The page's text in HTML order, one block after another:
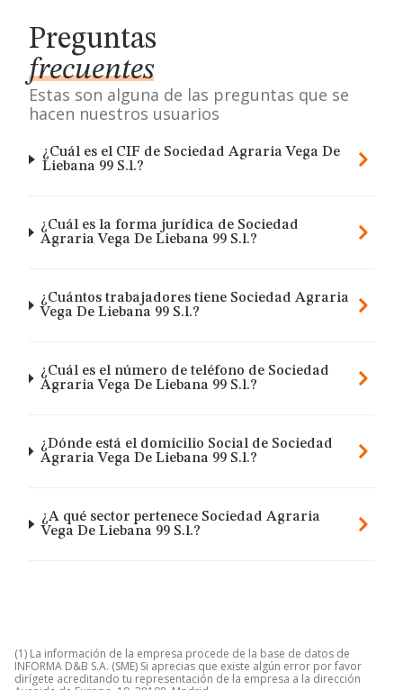
Preguntas
frecuentes
Estas son alguna de las preguntas que se
hacen nuestros usuarios
¿Cuál es el CIF de Sociedad Agraria Vega De
Liebana 99 S.l.?
¿Cuál es la forma jurídica de Sociedad
Agraria Vega De Liebana 99 S.l.?
¿Cuántos trabajadores tiene Sociedad Agraria
Vega De Liebana 99 S.l.?
¿Cuál es el número de teléfono de Sociedad
Agraria Vega De Liebana 99 S.l.?
¿Dónde está el domicilio Social de Sociedad
Agraria Vega De Liebana 99 S.l.?
¿A qué sector pertenece Sociedad Agraria
Vega De Liebana 99 S.l.?
(1) La información de la empresa procede de la base de datos de
INFORMA D&B S.A. (SME) Si aprecias que existe algún error por favor
dirígete acreditando tu representación de la empresa a la dirección